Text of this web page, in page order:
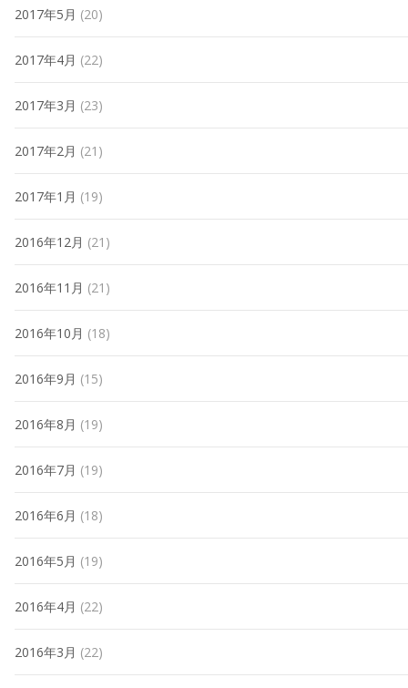
2017年5月 (20)
2017年4月 (22)
2017年3月 (23)
2017年2月 (21)
2017年1月 (19)
2016年12月 (21)
2016年11月 (21)
2016年10月 (18)
2016年9月 (15)
2016年8月 (19)
2016年7月 (19)
2016年6月 (18)
2016年5月 (19)
2016年4月 (22)
2016年3月 (22)